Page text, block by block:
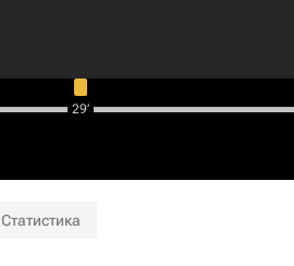
29‎’‎
Статистика